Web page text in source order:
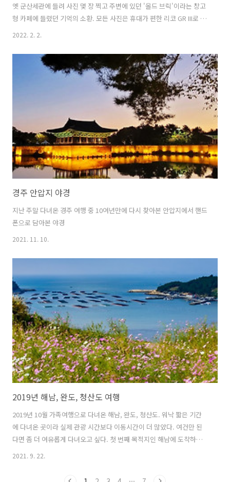
옛 군산세관에 들려 사진 몇 장 찍고 주변에 있던 '올드 브릭'이라는 창고
형 카페에 들렸던 기억의 소환. 모든 사진은 휴대가 편한 리코 GR III로 찍
2022. 2. 2.
경주 안압지 야경
지난 주말 다녀온 경주 여행 중 10여년만에 다시 찾아본 안압지에서 핸드
폰으로 담아본 야경
2021. 11. 10.
2019년 해남, 완도, 청산도 여행
2019년 10월 가족여행으로 다녀온 해남, 완도, 청산도. 워낙 짧은 기간
에 다녀온 곳이라 실제 관광 시간보다 이동시간이 더 많았다. 여건만 된
다면 좀 더 여유롭게 다녀오고 싶다. 첫 번째 목적지인 해남에 도착하자
마자 점심을 먹으러 들린 '천일식당'. 상다리 휘어지게 한 상 푸짐하게 먹
산 윤선도 유물 전시관. 아이들 역사 공부 겸 들려서 윤선도의 일생과 업
2021. 9. 22.